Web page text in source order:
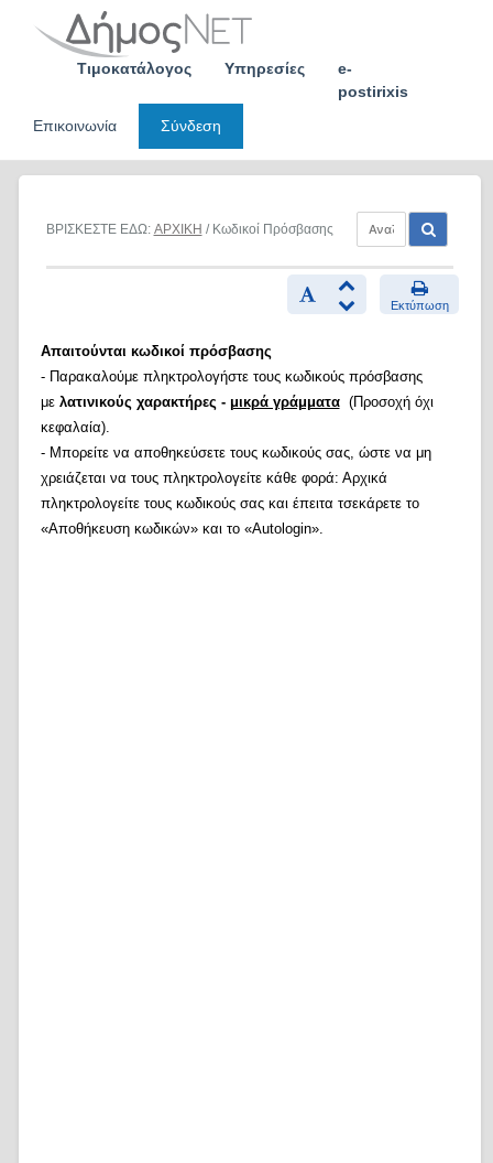
Τιμοκατάλογος Υπηρεσίες
e-
postirixis
Επικοινωνία
Σύνδεση
ΒΡΙΣΚΕΣΤΕ ΕΔΩ: ΑΡΧΙΚΗ / Κωδικοί Πρόσβασης
Εκτύπωση
Απαιτούνται κωδικοί πρόσβασης
- Παρακαλούμε πληκτρολογήστε τους κωδικούς πρόσβασης
με λατινικούς χαρακτήρες - μικρά γράμματα(Προσοχή όχι
κεφαλαία).
- Μπορείτε να αποθηκεύσετε τους κωδικούς σας, ώστε να μη
χρειάζεται να τους πληκτρολογείτε κάθε φορά: Αρχικά
πληκτρολογείτε τους κωδικούς σας και έπειτα τσεκάρετε το
«Αποθήκευση κωδικών» και το «Autologin».